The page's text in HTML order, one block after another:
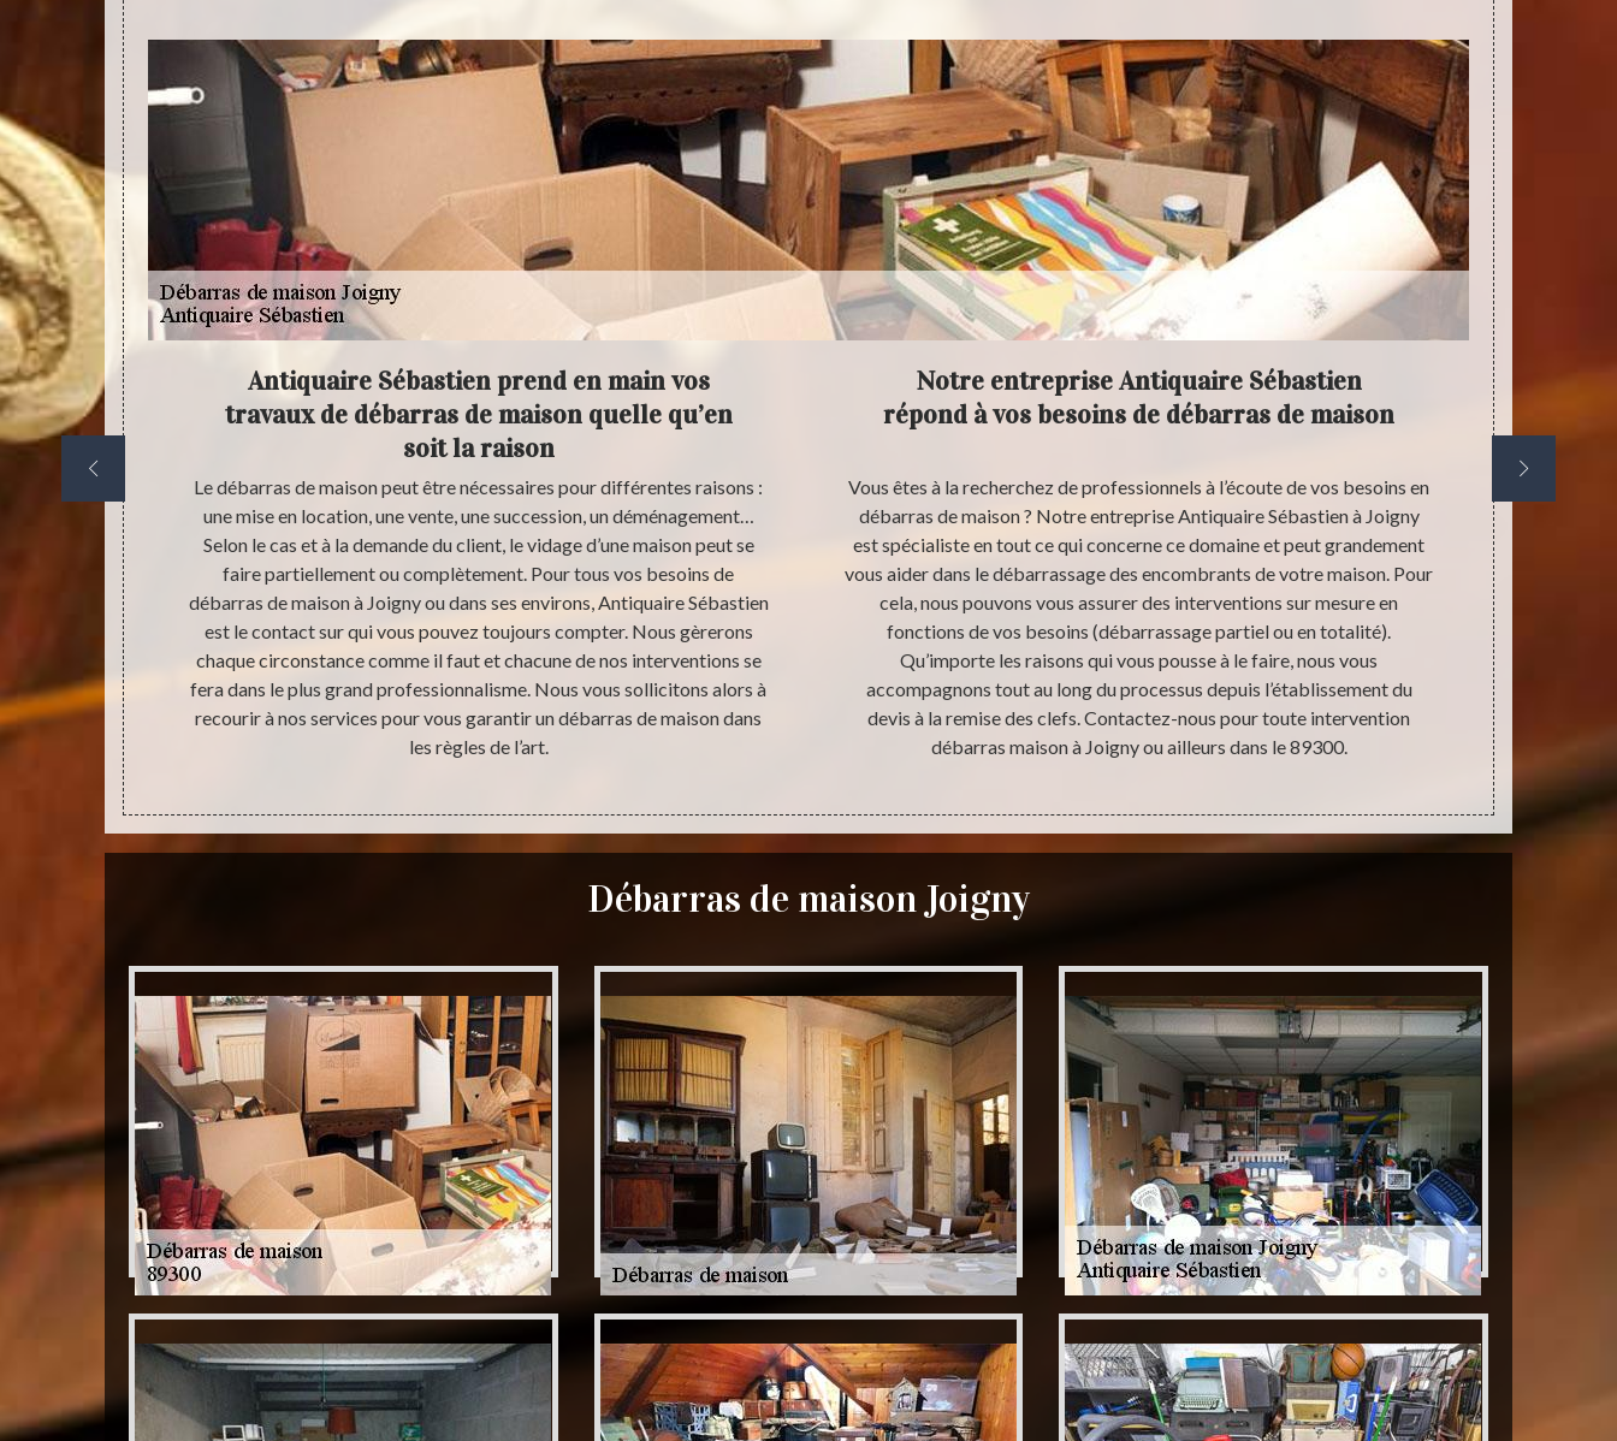
?
la valeur de
Dans
Antiquaire Sébastien prend en main vos
travaux de débarras de maison quelle qu’en
soit la raison
Le débarras de maison peut être nécessaires pour différentes raisons :
une mise en location, une vente, une succession, un déménagement…
Selon le cas et à la demande du client, le vidage d’une maison peut se
faire partiellement ou complètement. Pour tous vos besoins de
débarras de maison à Joigny ou dans ses environs, Antiquaire Sébastien
est le contact sur qui vous pouvez toujours compter. Nous gèrerons
chaque circonstance comme il faut et chacune de nos interventions se
fera dans le plus grand professionnalisme. Nous vous sollicitons alors à
recourir à nos services pour vous garantir un débarras de maison dans
les règles de l’art.
Notre entreprise Antiquaire Sébastien
répond à vos besoins de débarras de maison
Vous êtes à la recherchez de professionnels à l’écoute de vos besoins en
débarras de maison ? Notre entreprise Antiquaire Sébastien à Joigny
est spécialiste en tout ce qui concerne ce domaine et peut grandement
vous aider dans le débarrassage des encombrants de votre maison. Pour
cela, nous pouvons vous assurer des interventions sur mesure en
fonctions de vos besoins (débarrassage partiel ou en totalité).
Qu’importe les raisons qui vous pousse à le faire, nous vous
accompagnons tout au long du processus depuis l’établissement du
devis à la remise des clefs. Contactez-nous pour toute intervention
débarras maison à Joigny ou ailleurs dans le 89300.
Débarras de maison Joigny